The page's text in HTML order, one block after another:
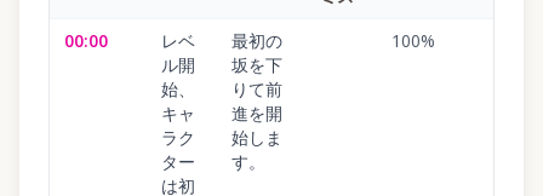
00:00
レベ
ル開
始、
キャ
ラク
ター
は初
最初の
坂を下
りて前
進を開
始しま
す。
100%